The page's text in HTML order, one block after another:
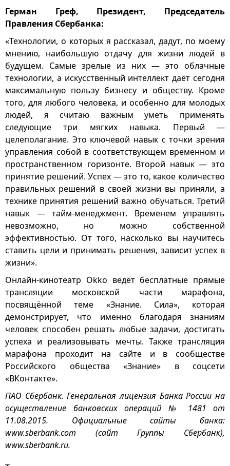
Герман Греф, Президент, Председатель
Правления Сбербанка:
«Технологии, о которых я рассказал, дадут, по моему
мнению, наибольшую отдачу для жизни людей в
будущем. Самые зрелые из них — это облачные
технологии, а искусственный интеллект даёт сегодня
максимальную пользу бизнесу и обществу. Кроме
того, для любого человека, и особенно для молодых
людей, я считаю важным уметь применять
следующие три мягких навыка. Первый —
целеполагание. Это ключевой навык с точки зрения
управления собой в соответствующем временном и
пространственном горизонте. Второй навык — это
принятие решений. Успех — это то, какое количество
правильных решений в своей жизни вы приняли, а
технике принятия решений важно обучаться. Третий
навык — тайм-менеджмент. Временем управлять
невозможно, но можно собственной
эффективностью. От того, насколько вы научитесь
ставить цели и принимать решения, зависит успех в
жизни».
Онлайн-кинотеатр Okko ведёт бесплатные прямые
трансляции московской части марафона,
посвящённой теме «Знание. Сила», которая
демонстрирует, что именно благодаря знаниям
человек способен решать любые задачи, достигать
успеха и реализовывать мечты. Также трансляция
марафона проходит на сайте и в сообществе
Российского общества «Знание» в соцсети
«ВКонтакте».
ПАО Сбербанк. Генеральная лицензия Банка России на
осуществление банковских операций № 1481 от
11.08.2015. Официальные сайты банка:
www.sberbank.com (сайт Группы Сбербанк),
www.sberbank.ru.